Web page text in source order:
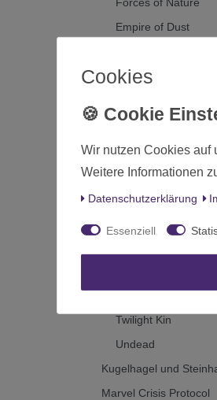
Empire of Dust
Goblins
Nightstalkers
Northern Alliance
Ogres
Orcs
Trident Realm of
Twilight Kin
Undead
Kugelhagel und
Marvel Crisis Protocol
Cookies
Wir nutzen Cookies auf
Weitere Informationen
Daten­schutz­erklärung
Essenziell